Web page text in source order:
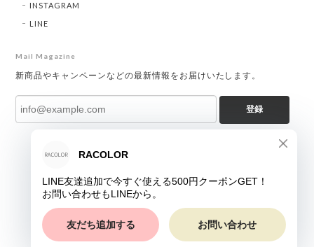
INSTAGRAM
LINE
Mail Magazine
新商品やキャンペーンなどの最新情報をお届けいたします。
登録